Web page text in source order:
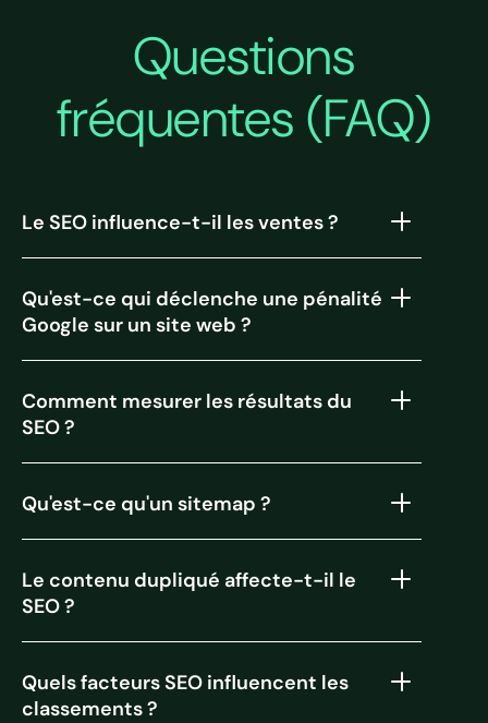
Questions
fréquentes (FAQ)
Le SEO influence-t-il les ventes ?
Qu'est-ce qui déclenche une pénalité
Google sur un site web ?
Comment mesurer les résultats du
SEO ?
Qu'est-ce qu'un sitemap ?
Le contenu dupliqué affecte-t-il le
SEO ?
Quels facteurs SEO influencent les
classements ?